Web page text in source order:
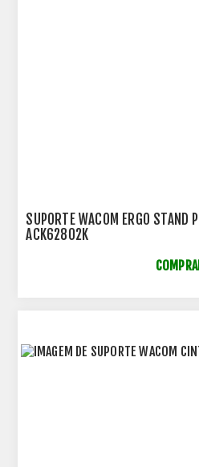
SUPORTE WACOM ERGO STAND
ACK62802K